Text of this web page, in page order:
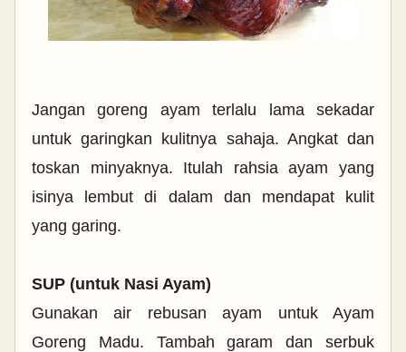
Jangan goreng ayam terlalu lama sekadar
untuk garingkan kulitnya sahaja. Angkat dan
toskan minyaknya. Itulah rahsia ayam yang
isinya lembut di dalam dan mendapat kulit
yang garing.
SUP (untuk Nasi Ayam)
Gunakan air rebusan ayam untuk Ayam
Goreng Madu. Tambah garam dan serbuk